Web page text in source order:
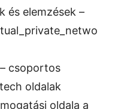
és elemzések –
csoportos
oldalak
oldala a